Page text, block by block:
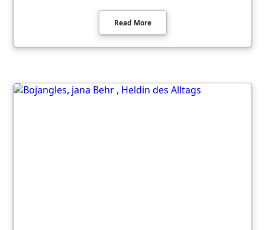
Read More